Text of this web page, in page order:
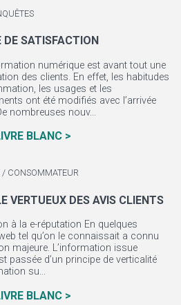
DE SATISFACTION
numérique est avant tout une
des clients. En effet, les habitudes
les usages et les
ont été modifiés avec l’arrivée
nombreuses nouv...
BLANC >
/ CONSOMMATEUR
VERTUEUX DES AVIS CLIENTS
à la e-réputation En quelques
tel qu’on le connaissait a connu
majeure. L’information issue
passée d’un principe de verticalité
su...
BLANC >